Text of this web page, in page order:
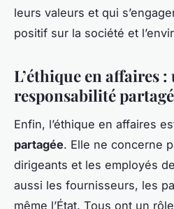
leurs valeurs et qui
positif sur la société et
L’éthique en affaires :
responsabilité
Enfin, l’éthique en affaires
partagée. Elle ne concerne
dirigeants et les employés
aussi les fournisseurs, les
même l’État. Tous ont un